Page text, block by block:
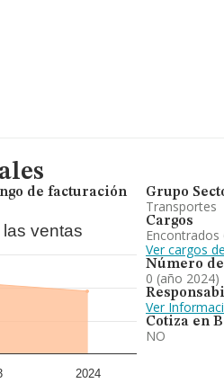
de facturación
ventas
2024
Grupo
Transportes
Cargos
Ver cargos
Número
0 (año 2024)
Ver
Cotiza en
NO